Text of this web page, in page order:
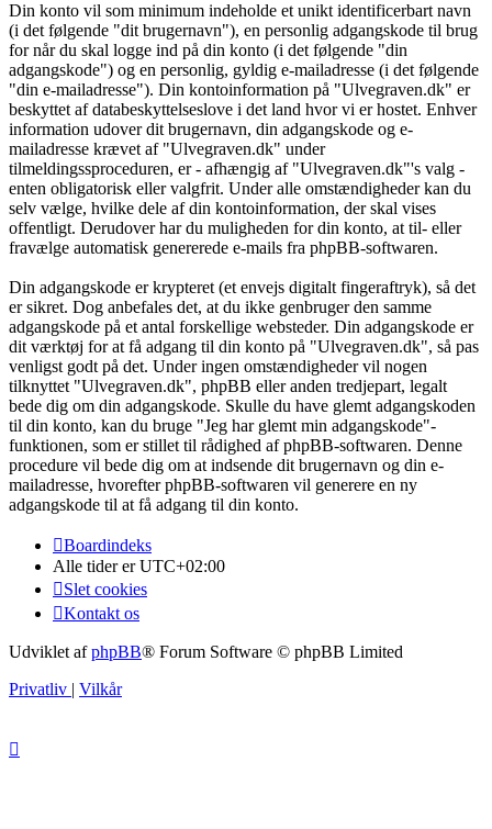
Din konto vil som minimum indeholde et unikt identificerbart navn
(i det følgende "dit brugernavn"), en personlig adgangskode til brug
for når du skal logge ind på din konto (i det følgende "din
adgangskode") og en personlig, gyldig e-mailadresse (i det følgende
"din e-mailadresse"). Din kontoinformation på "Ulvegraven.dk" er
beskyttet af databeskyttelseslove i det land hvor vi er hostet. Enhver
information udover dit brugernavn, din adgangskode og e-
mailadresse krævet af "Ulvegraven.dk" under
tilmeldingssproceduren, er - afhængig af "Ulvegraven.dk"'s valg -
enten obligatorisk eller valgfrit. Under alle omstændigheder kan du
selv vælge, hvilke dele af din kontoinformation, der skal vises
offentligt. Derudover har du muligheden for din konto, at til- eller
fravælge automatisk genererede e-mails fra phpBB-softwaren.
Din adgangskode er krypteret (et envejs digitalt fingeraftryk), så det
er sikret. Dog anbefales det, at du ikke genbruger den samme
adgangskode på et antal forskellige websteder. Din adgangskode er
dit værktøj for at få adgang til din konto på "Ulvegraven.dk", så pas
venligst godt på det. Under ingen omstændigheder vil nogen
tilknyttet "Ulvegraven.dk", phpBB eller anden tredjepart, legalt
bede dig om din adgangskode. Skulle du have glemt adgangskoden
til din konto, kan du bruge "Jeg har glemt min adgangskode"-
funktionen, som er stillet til rådighed af phpBB-softwaren. Denne
procedure vil bede dig om at indsende dit brugernavn og din e-
mailadresse, hvorefter phpBB-softwaren vil generere en ny
adgangskode til at få adgang til din konto.
Boardindeks
Alle tider erUTC+02:00
Slet cookies
Kontakt os
Udviklet afphpBB® Forum Software © phpBB Limited
Privatliv | Vilkår